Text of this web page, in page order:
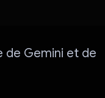
de Gemini et de